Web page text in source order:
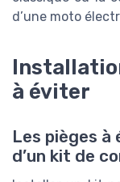
d’une moto
à éviter
Les pièges
d’un kit de